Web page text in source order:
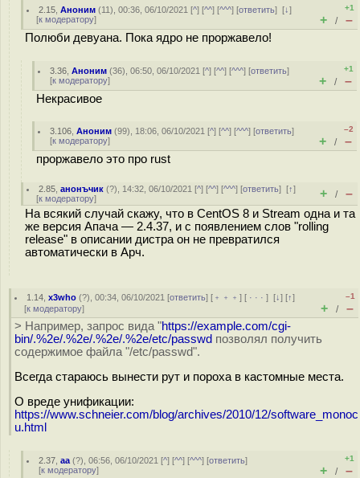
2.15 ,Аноним (11), 00:36, 06/10/2021 [^] [^^] [^^^] [ответить][↓]
[к модератору]
+1
+ / –
Полюби девуана. Пока ядро не проржавело!
3.36 ,Аноним (36), 06:50, 06/10/2021 [^] [^^] [^^^] [ответить]
[к модератору]
+1
+ / –
Некрасивое
3.106 ,Аноним (99), 18:06, 06/10/2021 [^] [^^] [^^^] [ответить]
[к модератору]
–2
+ / –
проржавело это про rust
2.85 ,анонъчик (?), 14:32, 06/10/2021 [^] [^^] [^^^] [ответить][↑]
[к модератору] + / –
На всякий случай скажу, что в CentOS 8 и Stream одна и та
же версия Апача — 2.4.37, и с появлением слов "rolling
release" в описании дистра он не превратился
автоматически в Арч.
1.14 ,x3who (?), 00:34, 06/10/2021 [ответить] [ ﹢﹢﹢] [ · · ·][↓] [↑]
[к модератору]
–1
+ / –
> Например, запрос вида "https://example.com/cgi-
bin/.%2e/.%2e/.%2e/.%2e/etc/passwd позволял получить
содержимое файла "/etc/passwd".
Всегда стараюсь вынести рут и пороха в кастомные места.
О вреде унификации:
https://www.schneier.com/blog/archives/2010/12/software_monoc
u.html
2.37 ,aa (?), 06:56, 06/10/2021 [^] [^^] [^^^] [ответить]
[к модератору]
+1
+ / –